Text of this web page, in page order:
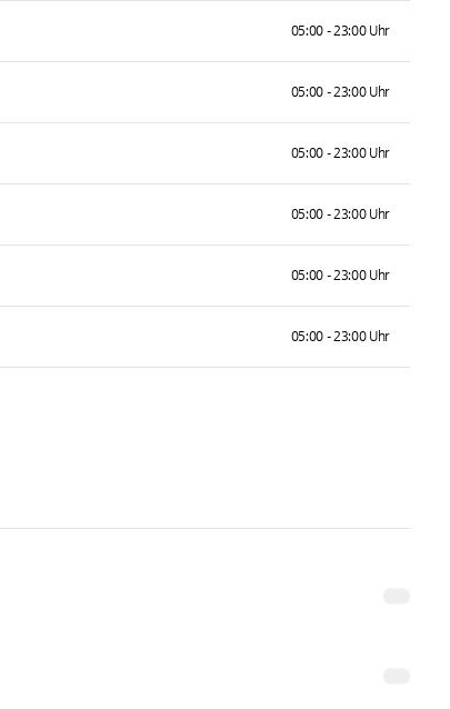
05:00 - 23:00 Uhr
05:00 - 23:00 Uhr
05:00 - 23:00 Uhr
05:00 - 23:00 Uhr
05:00 - 23:00 Uhr
05:00 - 23:00 Uhr